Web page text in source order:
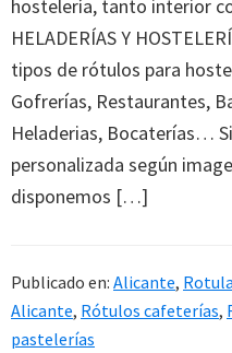
hostelería, tanto interior
HELADERÍAS Y
tipos de rótulos para
Gofrerías, Restaurantes,
Heladerias, Bocaterías…
personalizada según
disponemos […]
Publicado en: Alicante,
Alicante, Rótulos cafeterías,
pastelerías